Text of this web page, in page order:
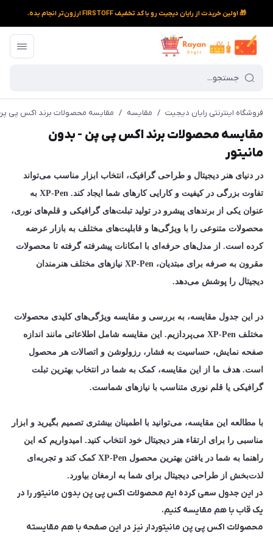
🎁 اولین خریدت از رایان دیجیت رو با کد تخفیف FIRSTOFF ارزون‌تر انجام بده.
فروشگاه اینترنتی رایان دیجیت / مقایسه / مقایسه محصولات برند اکس پی
مقایسه محصولات برند اکس پی پن - بدون
مانیتور
در دنیای هنر دیجیتال و طراحی گرافیک، انتخاب ابزار مناسب می‌تواند
تفاوت بزرگی در کیفیت و کارایی کارهای شما ایجاد کند. XP-Pen به
عنوان یکی از برندهای پیشرو در تولید تبلت‌های گرافیکی و قلم‌های نوری،
محصولات متنوعی را با ویژگی‌ها و قابلیت‌های مختلف به بازار عرضه
کرده است. از مدل‌های حرفه‌ای با امکانات پیشرفته گرفته تا محصولات
مقرون به صرفه برای مبتدیان، XP-Pen نیازهای مختلف هنرمندان
دیجیتال را پوشش می‌دهد.
در این جدول مقایسه، به بررسی و مقایسه ویژگی‌های کلیدی محصولات
مختلف XP-Pen می‌پردازیم. این مقایسه شامل اطلاعاتی مانند اندازه
صفحه نمایش، حساسیت به فشار، رزولوشن و اتصالات هر محصول
است. هدف ما از این مقایسه، کمک به شما در انتخاب بهترین تبلت
گرافیکی یا قلم نوری متناسب با نیازهای شماست.
با مطالعه این مقایسه، می‌توانید با اطمینان بیشتری تصمیم بگیرید و ابزار
مناسبی را برای ارتقاء هنر دیجیتال خود انتخاب کنید. امیدواریم که این
راهنما به شما در یافتن بهترین محصول XP-Pen کمک کند و تجربه‌ای
لذت‌بخش از طراحی دیجیتال برای شما به ارمغان بیاورد.
در این جدول سعی کرده ایم محصولات اکس پی پن بدون مانیتور را در
یک قاب با هم مقایسه کنیم.
محصولات اکس پی پن مانیتوردار نیز در این صفحه با هم مقایسته